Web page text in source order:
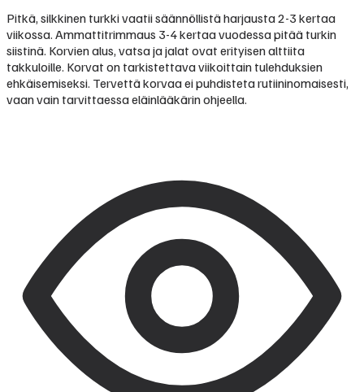
Pitkä, silkkinen turkki vaatii säännöllistä harjausta 2-3 kertaa
viikossa. Ammattitrimmaus 3-4 kertaa vuodessa pitää turkin
siistinä. Korvien alus, vatsa ja jalat ovat erityisen alttiita
takkuloille. Korvat on tarkistettava viikoittain tulehduksien
ehkäisemiseksi. Tervettä korvaa ei puhdisteta rutiininomaisesti,
vaan vain tarvittaessa eläinlääkärin ohjeella.